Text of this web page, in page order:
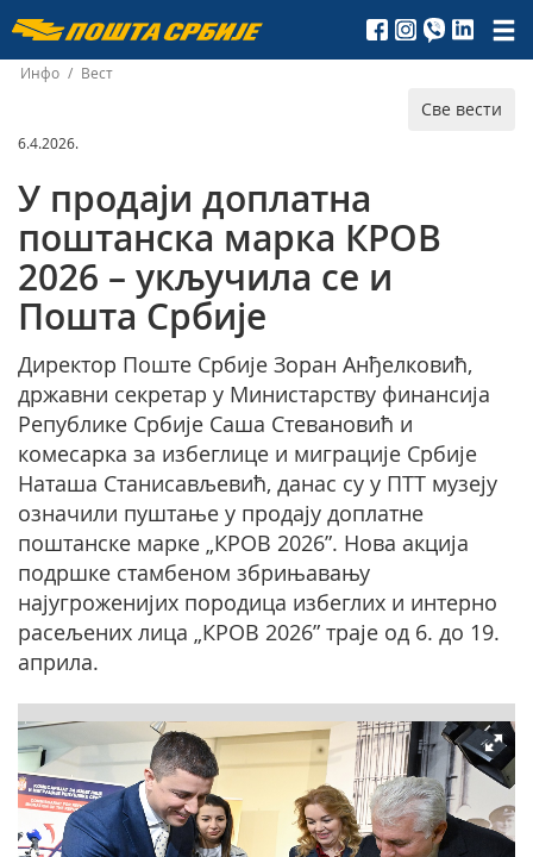
Пошта
Србије
д.о.о.
Инфо / Вест
Све вести
6.4.2026.
У продаји доплатна
поштанска марка КРОВ
2026 – укључила се и
Пошта Србије
Директор Поште Србије Зоран Анђелковић,
државни секретар у Министарству финансија
Републике Србије Саша Стевановић и
комесарка за избеглице и миграције Србије
Наташа Станисављевић, данас су у ПТТ музеју
означили пуштање у продају доплатне
поштанске марке „КРОВ 2026”. Нова акција
подршке стамбеном збрињавању
најугроженијих породица избеглих и интерно
расељених лица „КРОВ 2026” траје од 6. до 19.
априла.